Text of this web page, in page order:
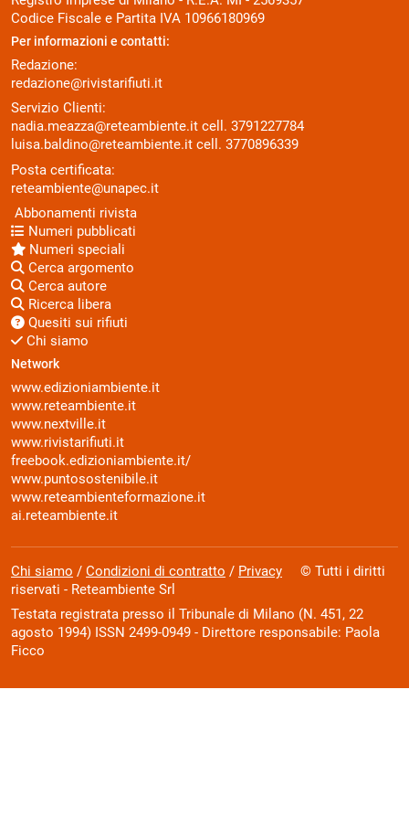
Codice Fiscale e Partita IVA 10966180969
Per informazioni e contatti:
Redazione:
redazione@rivistarifiuti.it
Servizio Clienti:
nadia.meazza@reteambiente.it cell. 3791227784
luisa.baldino@reteambiente.it cell. 3770896339
Posta certificata:
reteambiente@unapec.it
Abbonamenti rivista
Numeri pubblicati
Numeri speciali
Cerca argomento
Cerca autore
Ricerca libera
Quesiti sui rifiuti
Chi siamo
Network
www.edizioniambiente.it
www.reteambiente.it
www.nextville.it
www.rivistarifiuti.it
freebook.edizioniambiente.it/
www.puntosostenibile.it
www.reteambienteformazione.it
ai.reteambiente.it
Chi siamo / Condizioni di contratto / Privacy © Tutti i diritti
riservati - Reteambiente Srl
Testata registrata presso il Tribunale di Milano (N. 451, 22
agosto 1994) ISSN 2499-0949 - Direttore responsabile: Paola
Ficco